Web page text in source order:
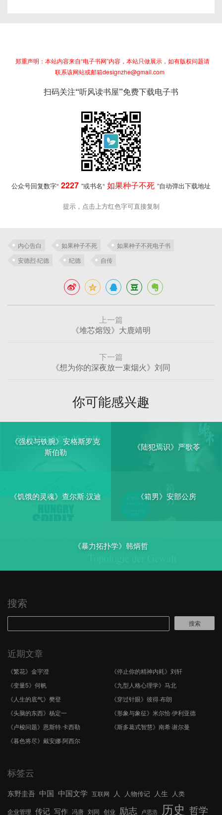
郑重声明：本站内容来自“电子书网”内容，本站只做展示，如有版权问题请
联系该网站或邮箱designzhe@gmail.com
扫码关注“听风读书屋”免费下载电子书
公众号回复数字“ 2227 ”或书名“ 如果种子不死 ”自动弹出下载地址
提示，点击上方红色字可直接复制
内心告白 如果种子不死
如果种子不死电子书
安德烈·纪德
纪德 自传
上一篇
《堆芯熔毁》大鹿靖明
下一篇
《想为你的深夜放一束烟火》刘同
你可能感兴趣
《强权与铁腕》安格斯罗克
斯伯勒
《陆犯焉识》严歌苓
《饥饿的灵魂》查尔斯·汉迪 《箱男》安部公房
《暴力拓扑学》韩炳哲
搜索
搜索
近期文章
《繁花》金宇澄
《停止你的精神内耗》刘轩
《变量5》何帆
《九型人格心理学》马北
《人生的底气》樊登
《穿过针眼》彼得·布朗
《头脑的东西》杨定一
《形象与象征》米尔恰·伊利亚德
《卢梭问题》恩斯特·卡西勒
《斯多葛式智慧》南希·谢尔曼
《暮色将尽》戴安娜·阿西尔
标签云
东野圭吾 中国 中国文学 互联网 人 人物传记 人生 人类
企业管理 传记 写作 冯唐 刘同 创业 励志 卢思浩 历史 哲学